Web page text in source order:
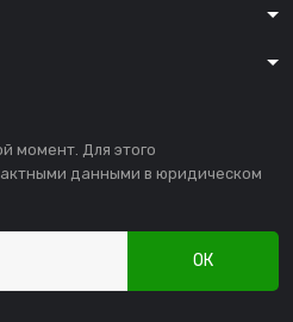
момент. Для этого
данными в юридическом
ОК